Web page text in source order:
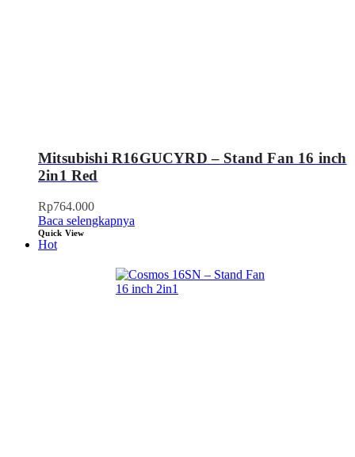
Mitsubishi R16GUCYRD – Stand Fan 16 inch
2in1 Red
Rp764.000
Baca selengkapnya
Quick View
Hot